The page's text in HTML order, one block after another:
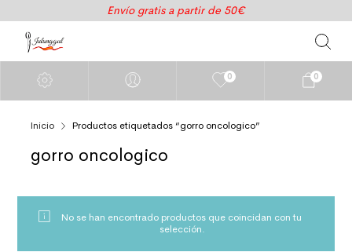
Envío gratis a partir de 50€
0 0
Inicio Productos etiquetados “gorro oncologico”
gorro oncologico
No se han encontrado productos que coincidan con tu
selección.